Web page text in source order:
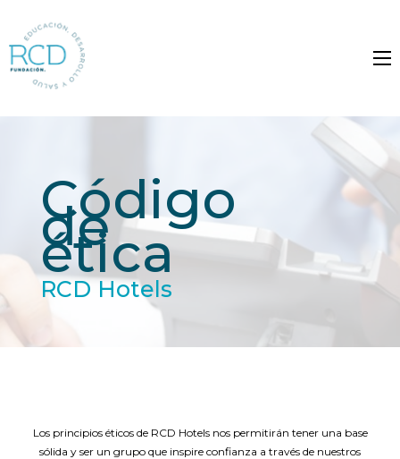
Código
de
ética
RCD Hotels
Los principios éticos de RCD Hotels nos permitirán tener una base
sólida y ser un grupo que inspire confianza a través de nuestros